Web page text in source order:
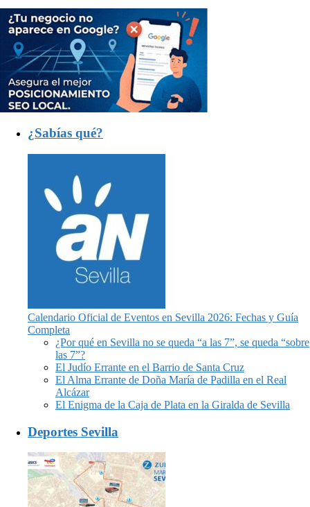
¿Sabías qué?
Calendario Oficial de Eventos en Sevilla 2026: Fechas y Guía
Completa
¿Por qué en Sevilla no se queda “a las 7”, se queda “sobre
las 7”?
El Judío Errante en el Barrio de Santa Cruz
El Alma Errante de Doña María de Padilla en el Real
Alcázar
El Enigma de la Caja de Plata en la Giralda de Sevilla
Deportes Sevilla